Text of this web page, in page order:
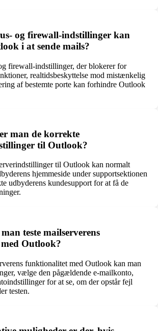
og firewall-indstillinger kan
i at sende mails?
firewall-indstillinger, der blokerer for
realtidsbeskyttelse mod mistænkelig
af bestemte porte kan forhindre Outlook
man de korrekte
til Outlook?
til Outlook kan normalt
hjemmeside under supportsektionen
udbyderens kundesupport for at få de
teste mailserverens
Outlook?
funktionalitet med Outlook kan man
vælge den pågældende e-mailkonto,
for at se, om der opstår fejl
testen.